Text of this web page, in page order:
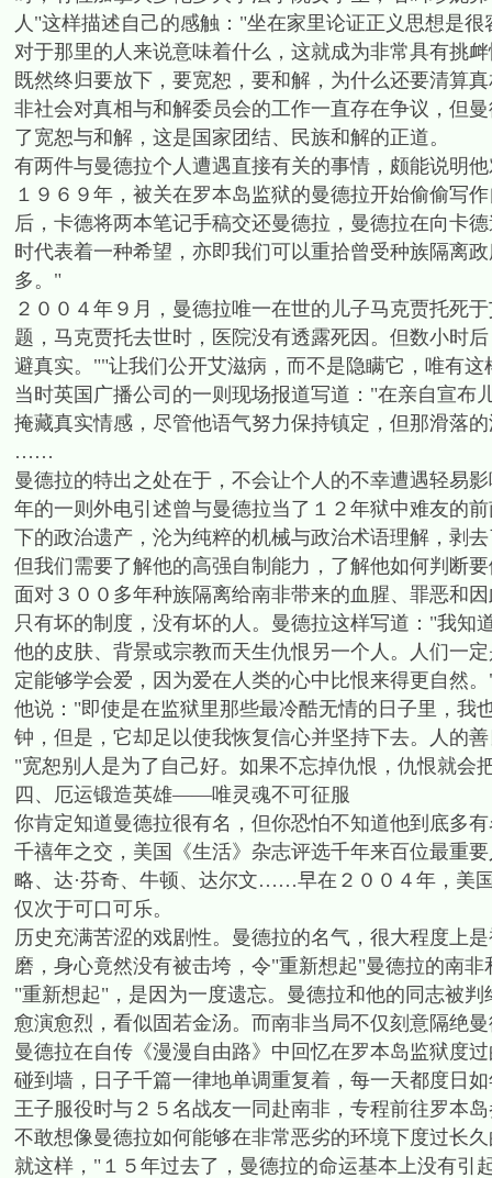
人"这样描述自己的感触："坐在家里论证正义思想是
对于那里的人来说意味着什么，这就成为非常具有挑
既然终归要放下，要宽恕，要和解，为什么还要清算
非社会对真相与和解委员会的工作一直存在争议，但
了宽恕与和解，这是国家团结、民族和解的正道。
有两件与曼德拉个人遭遇直接有关的事情，颇能说明
１９６９年，被关在罗本岛监狱的曼德拉开始偷偷写
后，卡德将两本笔记手稿交还曼德拉，曼德拉在向卡
时代表着一种希望，亦即我们可以重拾曾受种族隔离
多。"
２００４年９月，曼德拉唯一在世的儿子马克贾托死
题，马克贾托去世时，医院没有透露死因。但数小时
避真实。""让我们公开艾滋病，而不是隐瞒它，唯有
当时英国广播公司的一则现场报道写道："在亲自宣布
掩藏真实情感，尽管他语气努力保持镇定，但那滑落
……
曼德拉的特出之处在于，不会让个人的不幸遭遇轻易
年的一则外电引述曾与曼德拉当了１２年狱中难友的
下的政治遗产，沦为纯粹的机械与政治术语理解，剥
但我们需要了解他的高强自制能力，了解他如何判断
面对３００多年种族隔离给南非带来的血腥、罪恶和
只有坏的制度，没有坏的人。曼德拉这样写道："我
他的皮肤、背景或宗教而天生仇恨另一个人。人们一
定能够学会爱，因为爱在人类的心中比恨来得更自然
他说："即使是在监狱里那些最冷酷无情的日子里，我
钟，但是，它却足以使我恢复信心并坚持下去。人的
"宽恕别人是为了自己好。如果不忘掉仇恨，仇恨就会
四、厄运锻造英雄——唯灵魂不可征服
你肯定知道曼德拉很有名，但你恐怕不知道他到底多
千禧年之交，美国《生活》杂志评选千年来百位最重
略、达·芬奇、牛顿、达尔文……早在２００４年，美
仅次于可口可乐。
历史充满苦涩的戏剧性。曼德拉的名气，很大程度上
磨，身心竟然没有被击垮，令"重新想起"曼德拉的南非
"重新想起"，是因为一度遗忘。曼德拉和他的同志被
愈演愈烈，看似固若金汤。而南非当局不仅刻意隔绝
曼德拉在自传《漫漫自由路》中回忆在罗本岛监狱度
碰到墙，日子千篇一律地单调重复着，每一天都度日
王子服役时与２５名战友一同赴南非，专程前往罗本
不敢想像曼德拉如何能够在非常恶劣的环境下度过长
就这样，"１５年过去了，曼德拉的命运基本上没有引